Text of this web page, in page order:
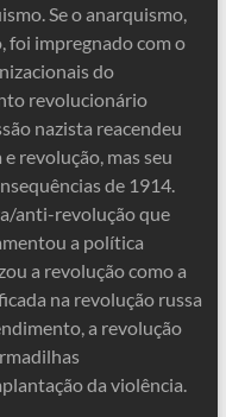
Se o anarquismo,
foi impregnado com o
do
revolucionário
nazista reacendeu
revolução, mas seu
de 1914.
anti-revolução que
a política
a revolução como a
na revolução russa
a revolução
da violência.